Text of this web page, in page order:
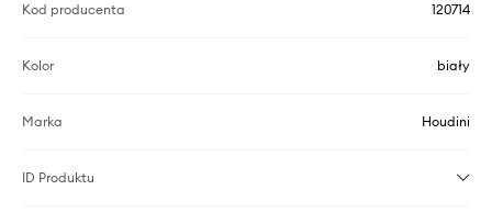
Kod producenta 120714
Kolor biały
Marka Houdini
ID Produktu